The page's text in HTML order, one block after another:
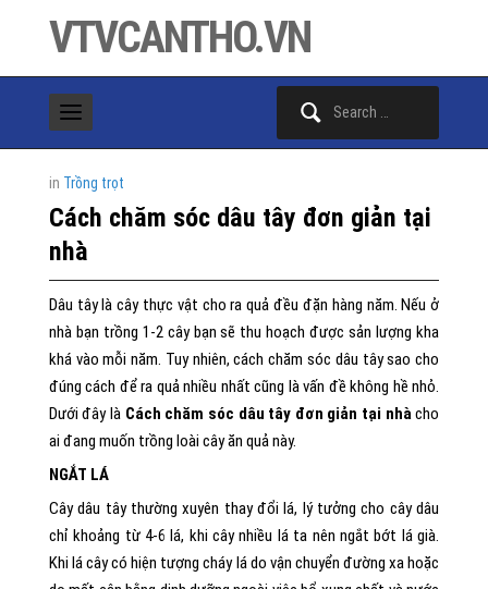
VTVCANTHO.VN
in Trồng trọt
Cách chăm sóc dâu tây đơn giản tại
nhà
Dâu tây là cây thực vật cho ra quả đều đặn hàng năm. Nếu ở
nhà bạn trồng 1-2 cây bạn sẽ thu hoạch được sản lượng kha
khá vào mỗi năm. Tuy nhiên, cách chăm sóc dâu tây sao cho
đúng cách để ra quả nhiều nhất cũng là vấn đề không hề nhỏ.
Dưới đây là Cách chăm sóc dâu tây đơn giản tại nhàcho
ai đang muốn trồng loài cây ăn quả này.
NGẮT LÁ
Cây dâu tây thường xuyên thay đổi lá, lý tưởng cho cây dâu
chỉ khoảng từ 4-6 lá, khi cây nhiều lá ta nên ngắt bớt lá già.
Khi lá cây có hiện tượng cháy lá do vận chuyển đường xa hoặc